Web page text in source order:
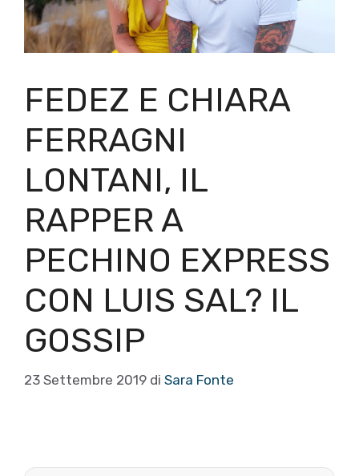
FEDEZ E CHIARA
FERRAGNI
LONTANI, IL
RAPPER A
PECHINO EXPRESS
CON LUIS SAL? IL
GOSSIP
23 Settembre 2019 di Sara Fonte